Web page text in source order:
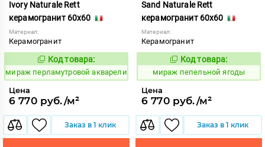
Ivory Naturale Rett
керамогранит 60x60
Материал:
Керамогранит
993250
Код товара:
мираж перламутровой акварели
Цена
6 770 руб./м²
Заказ в 1 клик
Sand Naturale Rett
керамогранит 60x60
Материал:
Керамогранит
993249
Код товара:
мираж пепельной ягоды
Цена
6 770 руб./м²
Заказ в 1 клик